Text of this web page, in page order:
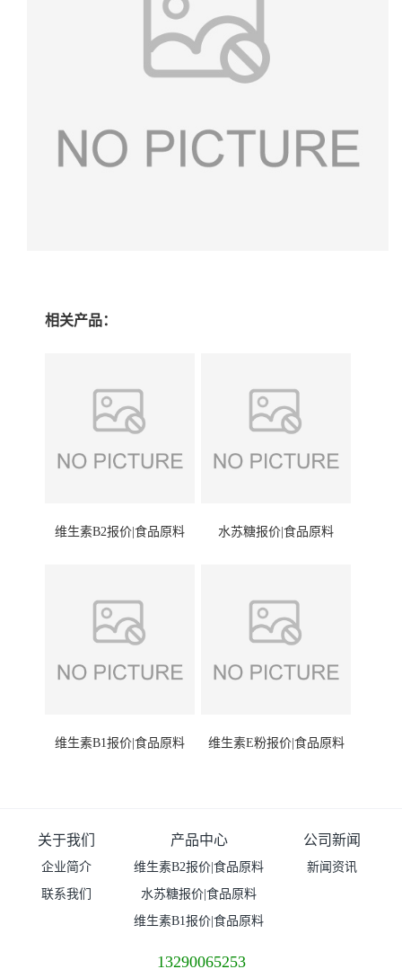
相关产品：
维生素B2报价|食品原料 水苏糖报价|食品原料
维生素B1报价|食品原料 维生素E粉报价|食品原料
关于我们
企业简介
联系我们
产品中心
维生素B2报价|食品原料
水苏糖报价|食品原料
维生素B1报价|食品原料
公司新闻
新闻资讯
13290065253